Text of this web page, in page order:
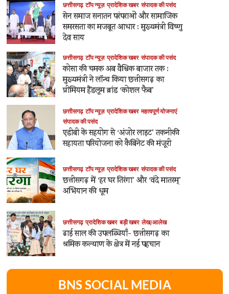
छत्तीसगढ़ टॉप न्यूज़ प्रादेशिक खबर संपादक की पसंद
सेन समाज सनातन परंपराओं और सामाजिक
समरसता का मजबूत आधार : मुख्यमंत्री विष्णु
देव साय
छत्तीसगढ़ टॉप न्यूज़ प्रादेशिक खबर संपादक की पसंद
कोसा की चमक अब वैश्विक बाजार तक :
मुख्यमंत्री ने लॉन्च किया छत्तीसगढ़ का
प्रीमियम हैंडलूम ब्रांड ‘कोशल फैब’
छत्तीसगढ़ टॉप न्यूज़ प्रादेशिक खबर महत्वपूर्ण योजनाएं
संपादक की पसंद
एडीबी के सहयोग से ‘अंजोर लाइट’ तकनीकी
सहायता परियोजना को कैबिनेट की मंजूरी
छत्तीसगढ़ टॉप न्यूज़ प्रादेशिक खबर संपादक की पसंद
छत्तीसगढ़ में ‘हर घर तिरंगा’ और ‘वंदे मातरम्’
अभियान की धूम
छत्तीसगढ़ प्रादेशिक खबर बड़ी खबर लेख/आलेख
ढाई साल की उपलब्धियाँ- छत्तीसगढ़ का
श्रमिक कल्याण के क्षेत्र में नई पहचान
BNS SOCIAL MEDIA